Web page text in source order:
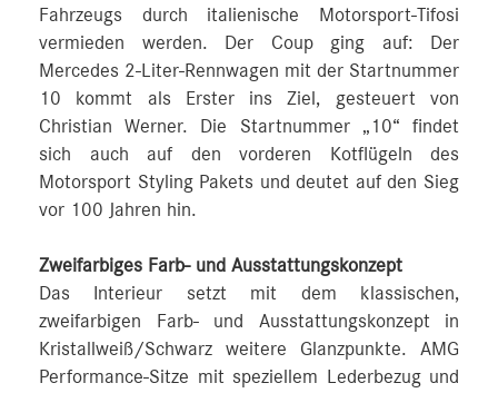
Fahrzeugs durch italienische Motorsport-Tifosi
vermieden werden. Der Coup ging auf: Der
Mercedes 2-Liter-Rennwagen mit der Startnummer
10 kommt als Erster ins Ziel, gesteuert von
Christian Werner. Die Startnummer „10“ findet
sich auch auf den vorderen Kotflügeln des
Motorsport Styling Pakets und deutet auf den Sieg
vor 100 Jahren hin.
Zweifarbiges Farb- und Ausstattungskonzept
Das Interieur setzt mit dem klassischen,
zweifarbigen Farb- und Ausstattungskonzept in
Kristallweiß/Schwarz weitere Glanzpunkte. AMG
Performance-Sitze mit speziellem Lederbezug und